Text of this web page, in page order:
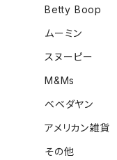
Betty Boop
ムーミン
スヌーピー
M&Ms
ベベダヤン
アメリカン雑貨
その他